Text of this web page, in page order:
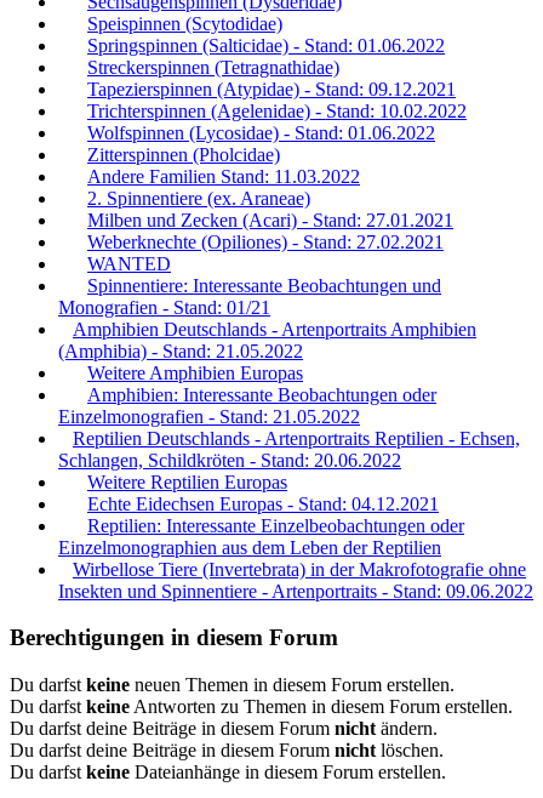
Speispinnen (Scytodidae)
Springspinnen (Salticidae) - Stand: 01.06.2022
Streckerspinnen (Tetragnathidae)
Tapezierspinnen (Atypidae) - Stand: 09.12.2021
Trichterspinnen (Agelenidae) - Stand: 10.02.2022
Wolfspinnen (Lycosidae) - Stand: 01.06.2022
Zitterspinnen (Pholcidae)
Andere Familien Stand: 11.03.2022
2. Spinnentiere (ex. Araneae)
Milben und Zecken (Acari) - Stand: 27.01.2021
Weberknechte (Opiliones) - Stand: 27.02.2021
WANTED
Spinnentiere: Interessante Beobachtungen und
Monografien - Stand: 01/21
Amphibien Deutschlands - Artenportraits Amphibien
(Amphibia) - Stand: 21.05.2022
Weitere Amphibien Europas
Amphibien: Interessante Beobachtungen oder
Einzelmonografien - Stand: 21.05.2022
Reptilien Deutschlands - Artenportraits Reptilien - Echsen,
Schlangen, Schildkröten - Stand: 20.06.2022
Weitere Reptilien Europas
Echte Eidechsen Europas - Stand: 04.12.2021
Reptilien: Interessante Einzelbeobachtungen oder
Einzelmonographien aus dem Leben der Reptilien
Wirbellose Tiere (Invertebrata) in der Makrofotografie ohne
Insekten und Spinnentiere - Artenportraits - Stand: 09.06.2022
Berechtigungen in diesem Forum
Du darfst keine neuen Themen in diesem Forum erstellen.
Du darfst keine Antworten zu Themen in diesem Forum erstellen.
Du darfst deine Beiträge in diesem Forum nicht ändern.
Du darfst deine Beiträge in diesem Forum nicht löschen.
Du darfst keine Dateianhänge in diesem Forum erstellen.